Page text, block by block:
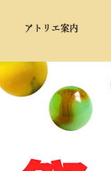
アトリエ案内